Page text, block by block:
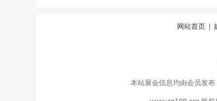
网站首页
本站展会信息均由会员发